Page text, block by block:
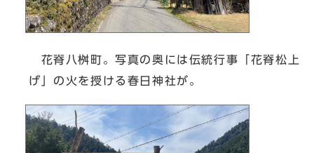
花脊八桝町。写真の奥には伝統行事「花脊松上
げ」の火を授ける春日神社が。